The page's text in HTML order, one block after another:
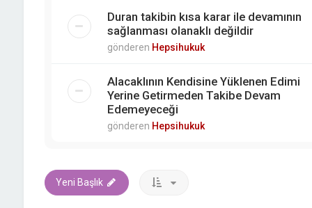
Duran takibin kısa karar ile devamının
sağlanması olanaklı değildir
gönderen Hepsihukuk
Alacaklının Kendisine Yüklenen Edimi
Yerine Getirmeden Takibe Devam
Edemeyeceği
gönderen Hepsihukuk
Yeni Başlık